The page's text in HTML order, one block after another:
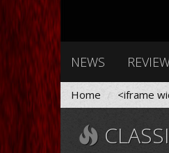
NEWS
Home <iframe